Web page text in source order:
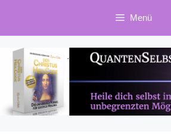
springen
Menü